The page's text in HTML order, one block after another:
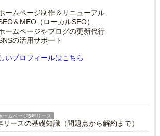
ームページ制作＆リニューアル
＆MEO（ローカルSEO）
ームページやブログの更新代行
の活用サポート
いプロフィールはこちら
ームページ5年リース
ースの基礎知識（問題点から解約まで）